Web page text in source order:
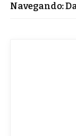
Navegando: